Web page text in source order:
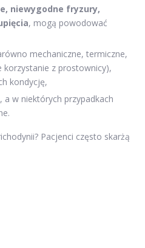
niewygodne fryzury,
, mogą powodować
mechaniczne, termiczne,
korzystanie z prostownicy),
kondycję,
, a w niektórych przypadkach
Pacjenci często skarżą